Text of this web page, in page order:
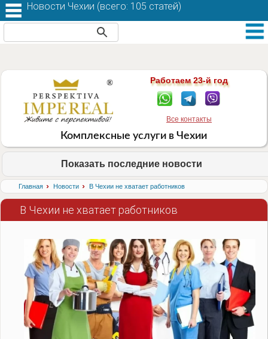
Работаем 23-й год
Все контакты
Комплексные услуги в Чехии
Показать последние новости
Главная › Новости › В Чехии не хватает работников
В Чехии не хватает работников
Новости Чехии (всего: 105 статей)